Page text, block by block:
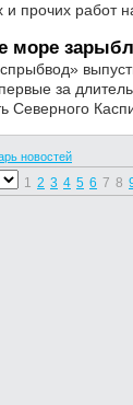
и прочих работ
море
за
Северного
новостей
1 2 3 4 5 6 7 8